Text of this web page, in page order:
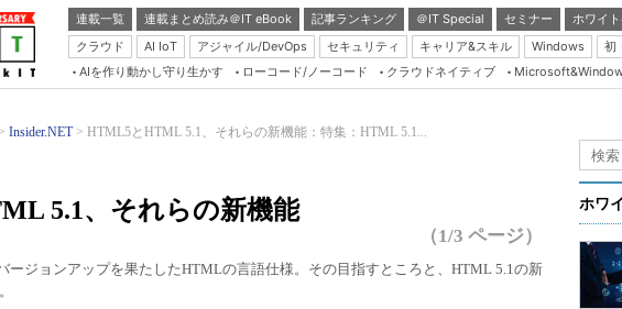
連載一覧 連載まとめ読み＠IT eBook 記事ランキング ＠IT Special セミナー
ホワイ
クラウド
AI IoT アジャイル/DevOps セキュリティ キャリア&スキル Windows
初
Server & Storage
Database Expert
AIを作り動かし守り生かす ローコード/ノーコード クラウドネイティブ
Insider.NET HTML5とHTML 5.1、それらの新機能：特集：HTML 5.1...
5.1、それらの新機能
（1/3 ページ）
ージョンアップを果たしたHTMLの言語仕様。その目指すところと、HTML 5.1の新
ホワ